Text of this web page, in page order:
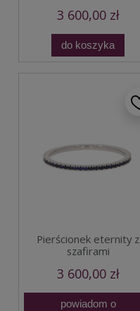
3 600,00 zł
do koszyka
Pierścionek eternity z
szafirami
3 600,00 zł
powiadom o